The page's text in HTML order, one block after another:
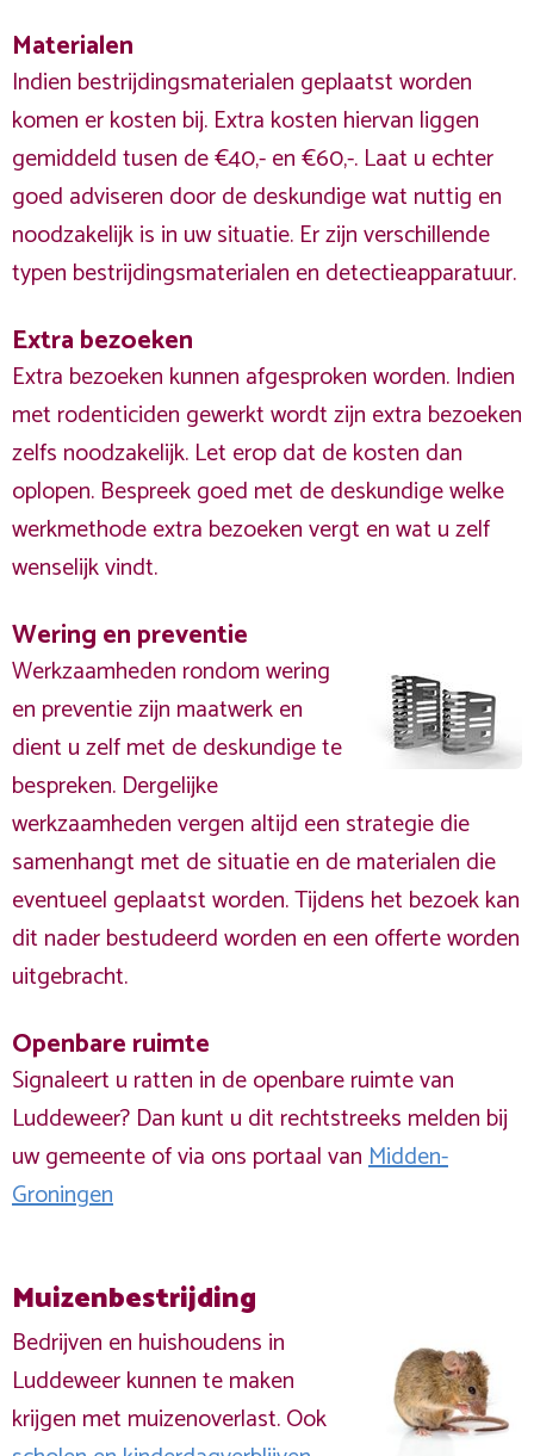
Materialen
Indien bestrijdingsmaterialen geplaatst worden
komen er kosten bij. Extra kosten hiervan liggen
gemiddeld tusen de €40,- en €60,-. Laat u echter
goed adviseren door de deskundige wat nuttig en
noodzakelijk is in uw situatie. Er zijn verschillende
typen bestrijdingsmaterialen en detectieapparatuur.
Extra bezoeken
Extra bezoeken kunnen afgesproken worden. Indien
met rodenticiden gewerkt wordt zijn extra bezoeken
zelfs noodzakelijk. Let erop dat de kosten dan
oplopen. Bespreek goed met de deskundige welke
werkmethode extra bezoeken vergt en wat u zelf
wenselijk vindt.
Wering en preventie
Werkzaamheden rondom wering
en preventie zijn maatwerk en
dient u zelf met de deskundige te
bespreken. Dergelijke
werkzaamheden vergen altijd een strategie die
samenhangt met de situatie en de materialen die
eventueel geplaatst worden. Tijdens het bezoek kan
dit nader bestudeerd worden en een offerte worden
uitgebracht.
Openbare ruimte
Signaleert u ratten in de openbare ruimte van
Luddeweer? Dan kunt u dit rechtstreeks melden bij
uw gemeente of via ons portaal vanMidden-
Groningen
Muizenbestrijding
Bedrijven en huishoudens in
Luddeweer kunnen te maken
krijgen met muizenoverlast. Ook